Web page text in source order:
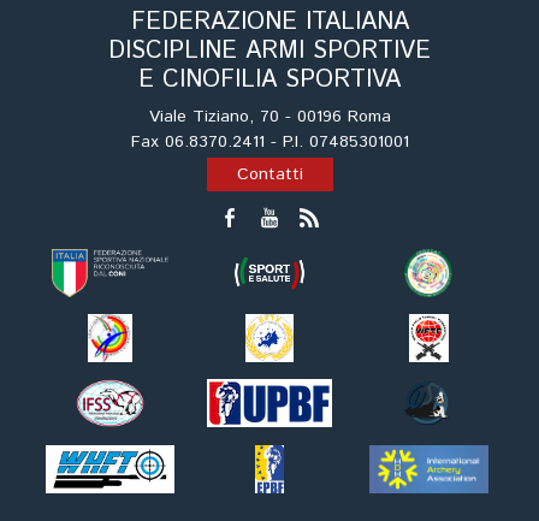
FEDERAZIONE ITALIANA
DISCIPLINE ARMI SPORTIVE
E CINOFILIA SPORTIVA
Viale Tiziano, 70 - 00196 Roma
Fax 06.8370.2411 - P.I. 07485301001
Contatti
Sleddog